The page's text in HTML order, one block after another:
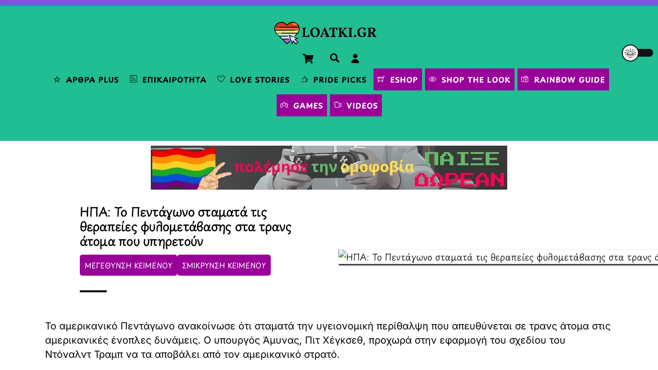
Skip
Cart Αναζήτηση
ΆΡΘΡΑ PLUS ΕΠΙΚΑΙΡΌΤΗΤΑ LOVE STORIES PRIDE PICKS ESHOP SHOP THE LOOK RAINBOW GUIDE
GAMES VIDEOS
ΗΠΑ: Το Πεντάγωνο σταματά τις
θεραπείες φυλομετάβασης στα τρανς
άτομα που υπηρετούν
ΜΕΓΕΘΥΝΣΗ ΚΕΙΜΕΝΟΥ ΣΜΙΚΡΥΝΣΗ ΚΕΙΜΕΝΟΥ
Το αμερικανικό Πεντάγωνο ανακοίνωσε ότι σταματά την υγειονομική περίθαλψη που απευθύνεται σε τρανς άτομα στις
αμερικανικές ένοπλες δυνάμεις. Ο υπουργός Άμυνας, Πιτ Χέγκσεθ, προχωρά στην εφαρμογή του σχεδίου του
Ντόναλντ Τραμπ να τα αποβάλει από τον αμερικανικό στρατό.